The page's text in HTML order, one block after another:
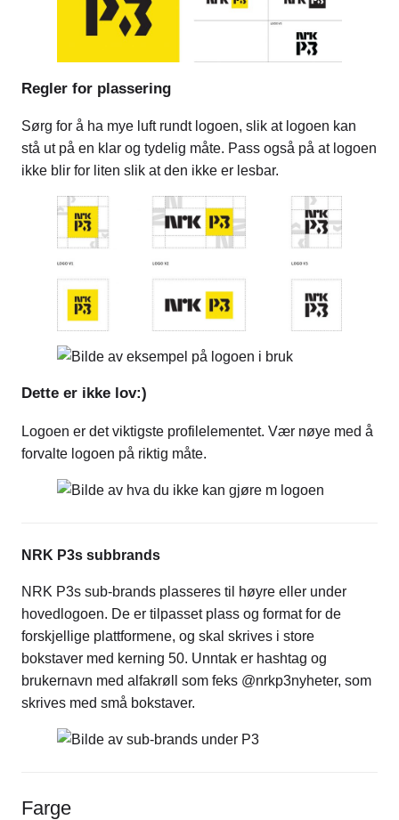
Regler for plassering
Sørg for å ha mye luft rundt logoen, slik at logoen kan
stå ut på en klar og tydelig måte. Pass også på at logoen
ikke blir for liten slik at den ikke er lesbar.
Dette er ikke lov:)
Logoen er det viktigste profilelementet. Vær nøye med å
forvalte logoen på riktig måte.
NRK P3s subbrands
NRK P3s sub-brands plasseres til høyre eller under
hovedlogoen. De er tilpasset plass og format for de
forskjellige plattformene, og skal skrives i store
bokstaver med kerning 50. Unntak er hashtag og
brukernavn med alfakrøll som feks @nrkp3nyheter, som
skrives med små bokstaver.
Farge